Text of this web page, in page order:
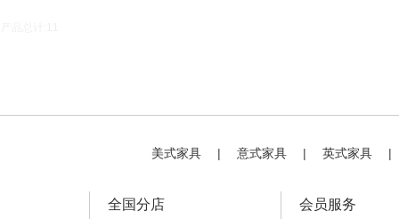
美式家具 | 意式家具 | 英式家具 |
全国分店 会员服务